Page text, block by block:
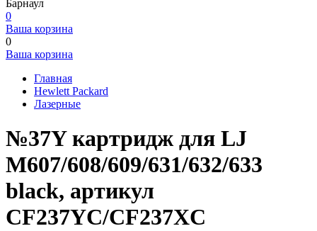
Барнаул
0
Ваша корзина
0
Ваша корзина
Главная
Hewlett Packard
Лазерные
№37Y картридж для LJ
M607/608/609/631/632/633
black, артикул
CF237YC/CF237XC